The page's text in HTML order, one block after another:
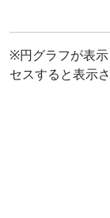
※円グラフが表
セスすると表示